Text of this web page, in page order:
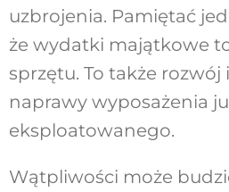
uzbrojenia. Pamiętać
że wydatki majątkowe
sprzętu. To także
naprawy wyposażenia
eksploatowanego.
Wątpliwości może